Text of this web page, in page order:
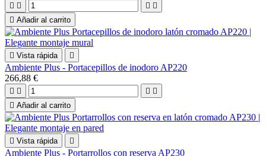
   
 Añadir al carrito
 Vista rápida 
Ambiente Plus - Portacepillos de inodoro AP220
266,88 €
   
 Añadir al carrito
 Vista rápida 
Ambiente Plus - Portarrollos con reserva AP230